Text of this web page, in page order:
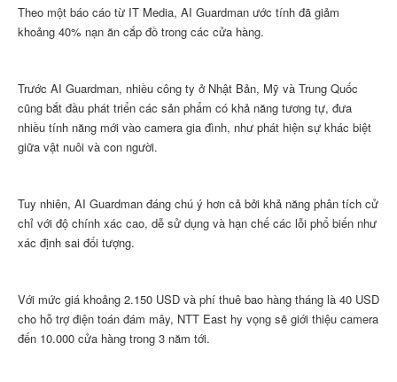
Theo một báo cáo từ IT Media, AI Guardman ước tính đã giảm
khoảng 40% nạn ăn cắp đồ trong các cửa hàng.
Trước AI Guardman, nhiều công ty ở Nhật Bản, Mỹ và Trung Quốc
cũng bắt đầu phát triển các sản phẩm có khả năng tương tự, đưa
nhiều tính năng mới vào camera gia đình, như phát hiện sự khác biệt
giữa vật nuôi và con người.
Tuy nhiên, AI Guardman đáng chú ý hơn cả bởi khả năng phân tích cử
chỉ với độ chính xác cao, dễ sử dụng và hạn chế các lỗi phổ biến như
xác định sai đối tượng.
Với mức giá khoảng 2.150 USD và phí thuê bao hàng tháng là 40 USD
cho hỗ trợ điện toán đám mây, NTT East hy vọng sẽ giới thiệu camera
đến 10.000 cửa hàng trong 3 năm tới.